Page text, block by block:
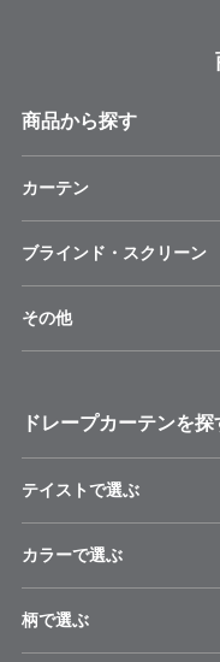
商品から探す
カーテン
ブラインド・スクリーン
その他
ドレープカーテンを探
テイストで選ぶ
カラーで選ぶ
柄で選ぶ